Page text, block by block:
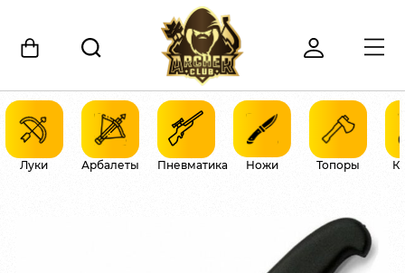
Луки Арбалеты Пневматика Ножи Топоры